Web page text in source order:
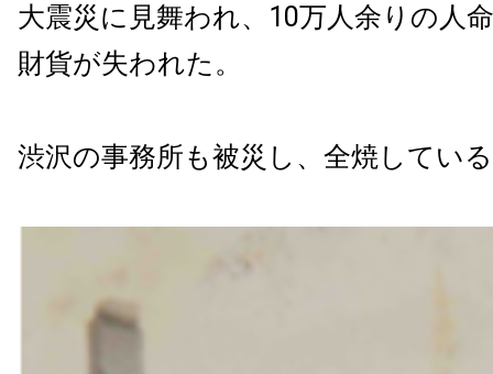
大震災に見舞われ、10万人余りの人
財貨が失われた。
渋沢の事務所も被災し、全焼してい